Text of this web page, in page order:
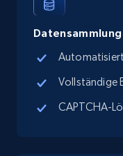
more.
13.2K+
Datensammlung
Vollständige
CAPTCHA-